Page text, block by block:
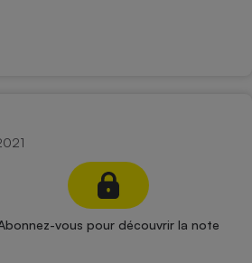
vous pour découvrir la note